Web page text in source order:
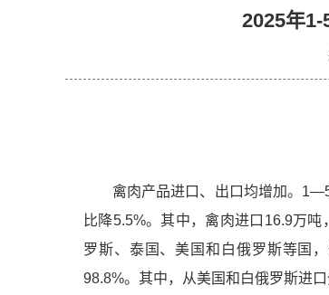
2025年
禽肉产品进口、出口均增加。
比降5.5%。其中，禽肉进口16.9万
罗斯、泰国、美国和白俄罗斯等国
98.8%。其中，从美国和白俄罗斯进